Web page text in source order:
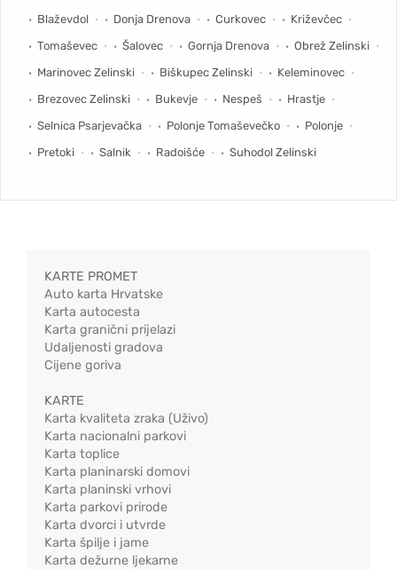
Blaževdol
Donja Drenova Curkovec
Križevčec
Tomaševec
Šalovec Gornja Drenova
Obrež Zelinski
Marinovec Zelinski
Biškupec Zelinski
Keleminovec
Brezovec Zelinski
Bukevje Nespeš
Hrastje
Selnica Psarjevačka
Polonje Tomaševečko
Polonje
Pretoki
Salnik Radoišće Suhodol Zelinski
KARTE PROMET
Auto karta Hrvatske
Karta autocesta
Karta granični prijelazi
Udaljenosti gradova
Cijene goriva
KARTE
Karta kvaliteta zraka (Uživo)
Karta nacionalni parkovi
Karta toplice
Karta planinarski domovi
Karta planinski vrhovi
Karta parkovi prirode
Karta dvorci i utvrde
Karta špilje i jame
Karta dežurne ljekarne